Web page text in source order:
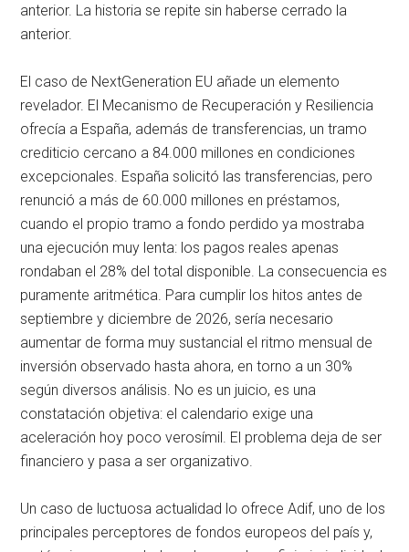
anterior. La historia se repite sin haberse cerrado la
anterior.
El caso de NextGeneration EU añade un elemento
revelador. El Mecanismo de Recuperación y Resiliencia
ofrecía a España, además de transferencias, un tramo
crediticio cercano a 84.000 millones en condiciones
excepcionales. España solicitó las transferencias, pero
renunció a más de 60.000 millones en préstamos,
cuando el propio tramo a fondo perdido ya mostraba
una ejecución muy lenta: los pagos reales apenas
rondaban el 28% del total disponible. La consecuencia es
puramente aritmética. Para cumplir los hitos antes de
septiembre y diciembre de 2026, sería necesario
aumentar de forma muy sustancial el ritmo mensual de
inversión observado hasta ahora, en torno a un 30%
según diversos análisis. No es un juicio, es una
constatación objetiva: el calendario exige una
aceleración hoy poco verosímil. El problema deja de ser
financiero y pasa a ser organizativo.
Un caso de luctuosa actualidad lo ofrece Adif, uno de los
principales perceptores de fondos europeos del país y,